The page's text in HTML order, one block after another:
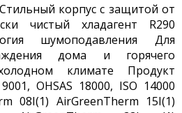
корпус с защитой от
чистый хладагент R290
шумоподавления Для
дома и горячего
климате Продукт
OHSAS 18000, ISO 14000
08I(1) AirGreenTherm 15I(1)